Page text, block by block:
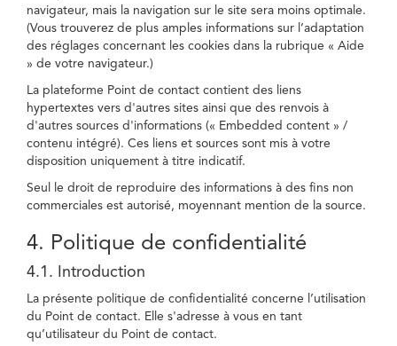
navigateur, mais la navigation sur le site sera moins optimale.
(Vous trouverez de plus amples informations sur l’adaptation
des réglages concernant les cookies dans la rubrique « Aide
» de votre navigateur.)
La plateforme Point de contact contient des liens
hypertextes vers d'autres sites ainsi que des renvois à
d'autres sources d'informations (« Embedded content » /
contenu intégré). Ces liens et sources sont mis à votre
disposition uniquement à titre indicatif.
Seul le droit de reproduire des informations à des fins non
commerciales est autorisé, moyennant mention de la source.
4. Politique de confidentialité
4.1. Introduction
La présente politique de confidentialité concerne l’utilisation
du Point de contact. Elle s'adresse à vous en tant
qu’utilisateur du Point de contact.